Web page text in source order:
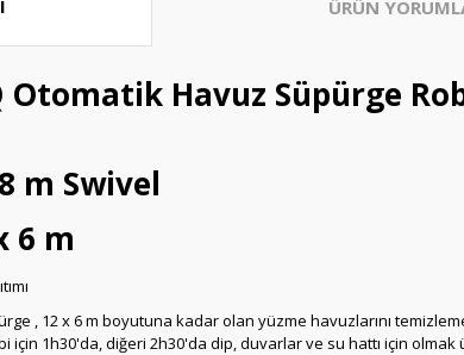
ÜRÜN
Otomatik Havuz Süpürge
m Swivel
6 m
, 12 x 6 m boyutuna kadar olan yüzme havuzlarını
1h30'da, diğeri 2h30'da dip, duvarlar ve su hattı için olmak